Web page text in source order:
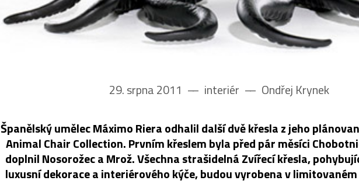
29. srpna 2011 –– interiér –– Ondřej Krynek
Španělský umělec Máximo Riera odhalil další dvě křesla z jeho
Animal Chair Collection. Prvním křeslem byla před pár měsíci
doplnil Nosorožec a Mrož. Všechna strašidelná Zvířecí křesla,
luxusní dekorace a interiérového kýče, budou vyrobena v